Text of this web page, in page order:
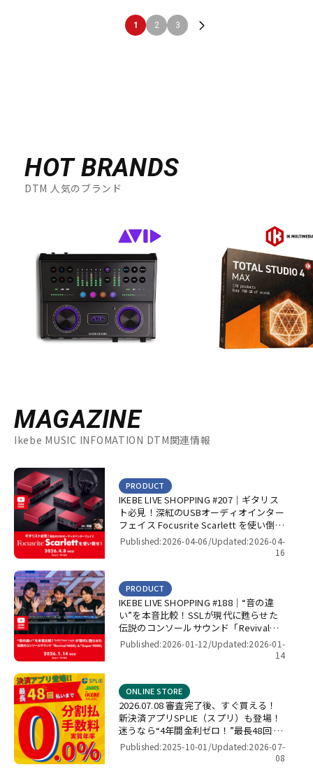
1 2 3
HOT BRANDS
DTM 人気のブランド
MAGAZINE
Ikebe MUSIC INFOMATION DTM関連情報
IKEBE LIVE SHOPPING #207｜ギタリス
ト必見！深紅のUSBオーディオインター
フェイス Focusrite Scarlett を使い倒
せ！【presented by パワーレック】
PRODUCT
Published:2026-04-06/Updated:2026-04-
16
IKEBE LIVE SHOPPING #188｜“音の違
い”を本音比較！SSLが現代に甦らせた
伝説のコンソールサウンド「Revival
4000」＆「Super 9000」【presented
PRODUCT
Published:2026-01-12/Updated:2026-01-
14
2026.07.08 審査完了後、すぐ買える！
新決済アプリSPLIE（スプリ）も登場！
迷うなら“4年間金利ゼロ！”最長48回 無
金利キャンペーン
ONLINE STORE
Published:2025-10-01/Updated:2026-07-
08